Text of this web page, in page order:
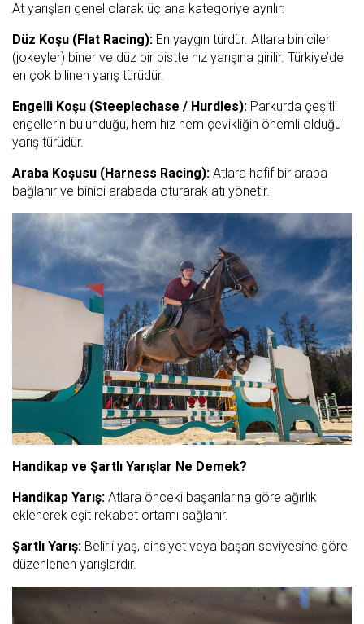
At yarışları genel olarak üç ana kategoriye ayrılır:
Düz Koşu (Flat Racing): En yaygın türdür. Atlara biniciler
(jokeyler) biner ve düz bir pistte hız yarışına girilir. Türkiye’de
en çok bilinen yarış türüdür.
Engelli Koşu (Steeplechase / Hurdles): Parkurda çeşitli
engellerin bulunduğu, hem hız hem çevikliğin önemli olduğu
yarış türüdür.
Araba Koşusu (Harness Racing): Atlara hafif bir araba
bağlanır ve binici arabada oturarak atı yönetir.
Handikap ve Şartlı Yarışlar Ne Demek?
Handikap Yarış: Atlara önceki başarılarına göre ağırlık
eklenerek eşit rekabet ortamı sağlanır.
Şartlı Yarış: Belirli yaş, cinsiyet veya başarı seviyesine göre
düzenlenen yarışlardır.